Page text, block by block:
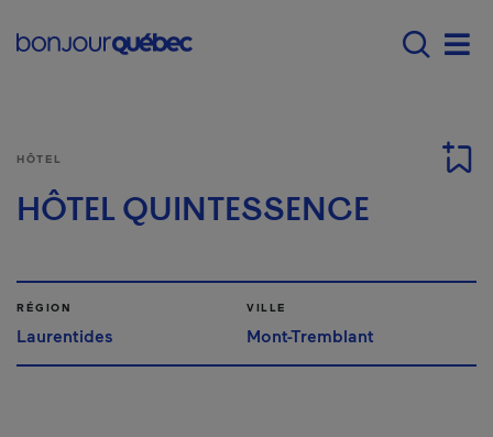
Main navigation -
HÔTEL
HÔTEL QUINTESSENCE
RÉGION
Laurentides
VILLE
Mont-Tremblant